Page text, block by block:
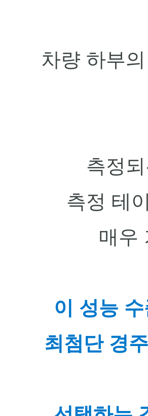
차량 하부
측정
측정 테
매우
이 성능
최첨단 경